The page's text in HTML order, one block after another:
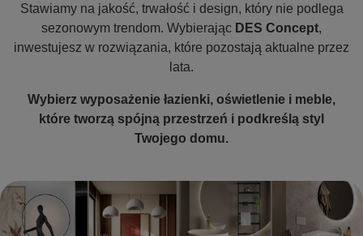
Stawiamy na jakość, trwałość i design, który nie podlega
sezonowym trendom. Wybierając DES Concept,
inwestujesz w rozwiązania, które pozostają aktualne przez
lata.
Wybierz wyposażenie łazienki, oświetlenie i meble,
które tworzą spójną przestrzeń i podkreślą styl
Twojego domu.